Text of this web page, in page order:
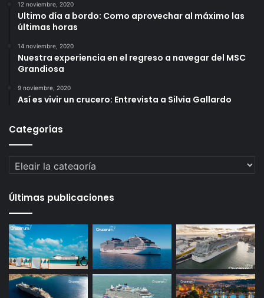
12 noviembre, 2020
Ultimo día a bordo: Como aprovechar al máximo las
últimas horas
14 noviembre, 2020
Nuestra experiencia en el regreso a navegar del MSC
Grandiosa
9 noviembre, 2020
Así es vivir un crucero: Entrevista a Silvia Gallardo
Categorías
Categorías
Últimas publicaciones